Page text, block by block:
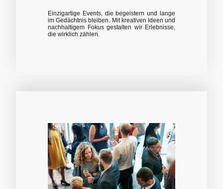
Einzigartige Events, die begeistern und lange
im Gedächtnis bleiben. Mit kreativen Ideen und
nachhaltigem Fokus gestalten wir Erlebnisse,
die wirklich zählen.